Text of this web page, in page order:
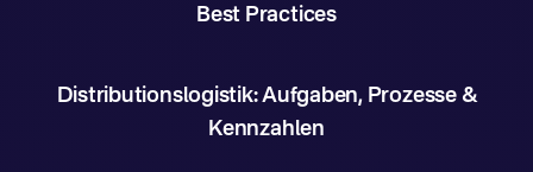
Best Practices
Distributionslogistik: Aufgaben, Prozesse &
Kennzahlen